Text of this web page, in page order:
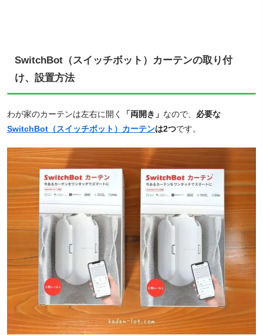
SwitchBot（スイッチボット）カーテンの取り付
け、設置方法
わが家のカーテンは左右に開く 「両開き」 なので、 必要な
SwitchBot（スイッチボット）カーテンは2つです。